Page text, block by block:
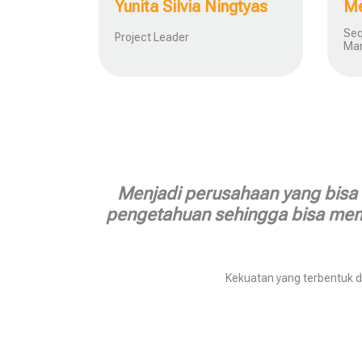
Yunita Silvia Ningtyas
Project Leader
Menjadi perusahaan yang
pengetahuan sehingga bisa
Kekuatan yang terbentuk